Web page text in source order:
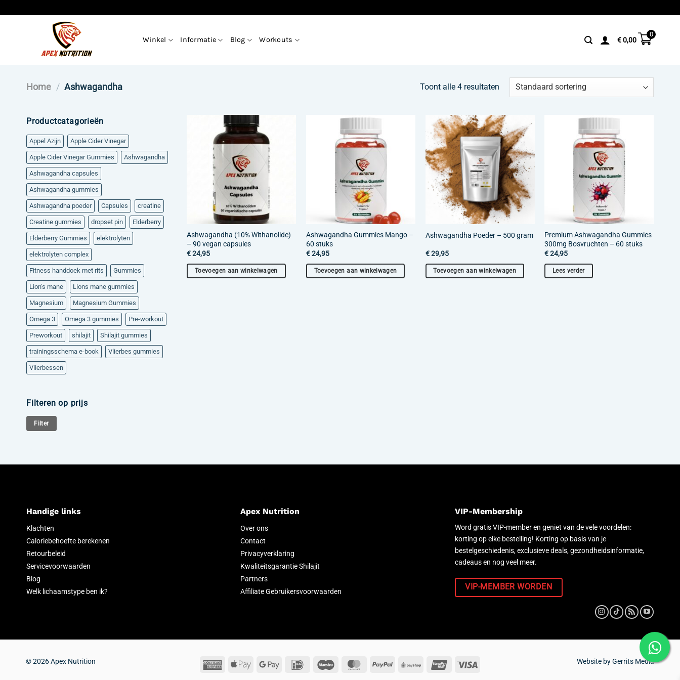
naar
Winkel Informatie Blog Workouts €0,00
0
Home / Ashwagandha Toont alle 4 resultaten
Productcatagorieën
Appel Azijn Apple Cider Vinegar
Apple Cider Vinegar Gummies Ashwagandha
Ashwagandha capsules
Ashwagandha gummies
Ashwagandha poeder Capsules creatine
Creatine gummies dropset pin Elderberry
Elderberry Gummies elektrolyten
elektrolyten complex
Fitness handdoek met rits Gummies
Lion's mane Lions mane gummies
Magnesium Magnesium Gummies
Omega 3 Omega 3 gummies Pre-workout
Preworkout shilajit Shilajit gummies
trainingsschema e-book Vlierbes gummies
Vlierbessen
Filteren op prijs
Min.
prijs
Max.
prijsFilter
Ashwagandha (10% Withanolide)
– 90 vegan capsules
€24,95
Toevoegen aan winkelwagen
Ashwagandha Gummies Mango –
60 stuks
€24,95
Toevoegen aan winkelwagen
Ashwagandha Poeder – 500 gram
€29,95
Toevoegen aan winkelwagen
Premium Ashwagandha Gummies
300mg Bosvruchten – 60 stuks
€24,95
Lees verder
Handige links
Klachten
Caloriebehoefte berekenen
Retourbeleid
Servicevoorwaarden
Blog
Welk lichaamstype ben ik?
Apex Nutrition
Over ons
Contact
Privacyverklaring
Kwaliteitsgarantie Shilajit
Partners
Affiliate Gebruikersvoorwaarden
VIP-Membership
Word gratis VIP-member en geniet van de vele voordelen:
korting op elke bestelling! Korting op basis van je
bestelgeschiedenis, exclusieve deals, gezondheidsinformatie,
cadeaus en nog veel meer.
VIP-MEMBER WORDEN
© 2026 Apex Nutrition Website byGerrits Media